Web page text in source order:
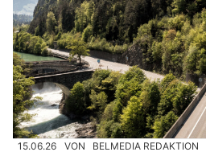
15.06.26 VON BELMEDIA REDAKTION